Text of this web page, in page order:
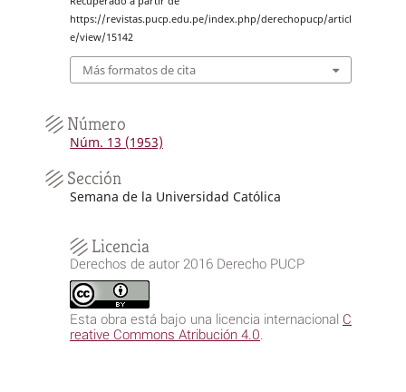
https://revistas.pucp.edu.pe/index.php/derechopucp/articl
e/view/15142
Más formatos de cita
Número
Núm. 13 (1953)
Sección
Semana de la Universidad Católica
Licencia
Derechos de autor 2016 Derecho PUCP
Esta obra está bajo una licencia internacional C
reative Commons Atribución 4.0